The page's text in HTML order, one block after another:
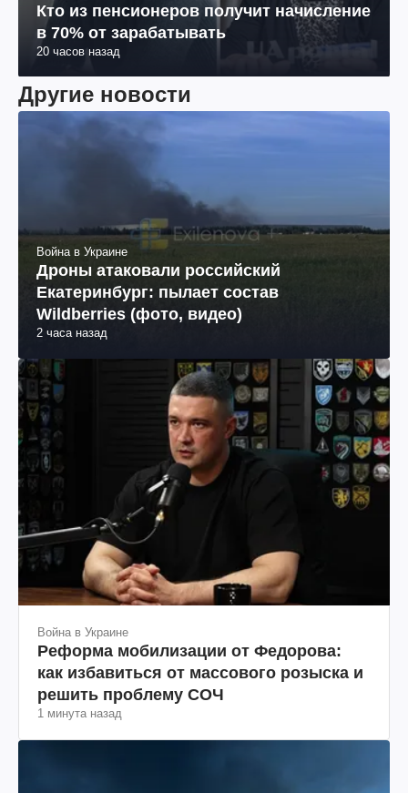
Кто из пенсионеров получит начисление
в 70% от зарабатывать
20 часов назад
Другие новости
Война в Украине
Дроны атаковали российский
Екатеринбург: пылает состав
Wildberries (фото, видео)
2 часа назад
Война в Украине
Реформа мобилизации от Федорова:
как избавиться от массового розыска и
решить проблему СОЧ
1 минута назад